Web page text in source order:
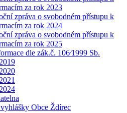
za rok 2023
zpráva o svobodném přístupu k
za rok 2024
zpráva o svobodném přístupu k
za rok 2025
dle zák.č. 106⁄1999 Sb.
Obce Ždírec